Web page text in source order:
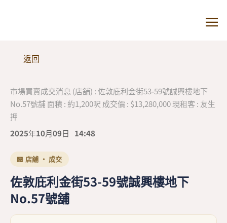
返回
市場買賣成交消息 (店舖) : 佐敦庇利金街53-59號誠興樓地下
No.57號舖 面積 : 約1,200呎 成交價 : $13,280,000 現租客 : 友生
押
2025年10月09日
14:48
🏪 店舖 · 成交
佐敦庇利金街53-59號誠興樓地下
No.57號舖